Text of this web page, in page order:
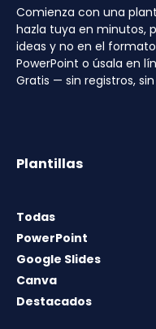
Comienza con una
hazla tuya en minutos,
ideas y no en el
PowerPoint o úsala en
Gratis — sin registros,
Plantillas
Todas
PowerPoint
Google Slides
Canva
Destacados